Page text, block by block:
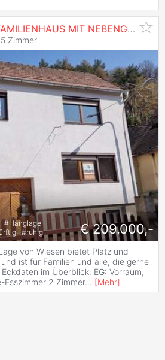
#SQ - WIESEN: EINFAMILIENHAUS MIT NEBENGEBÄUDE
5 Zimmer
#Hanglage
#ruhig € 209.000,-
von Wiesen bietet Platz und
ist für Familien und alle, die gerne
im Überblick: EG: Vorraum,
Esszimmer 2 Zimmer... [Mehr]